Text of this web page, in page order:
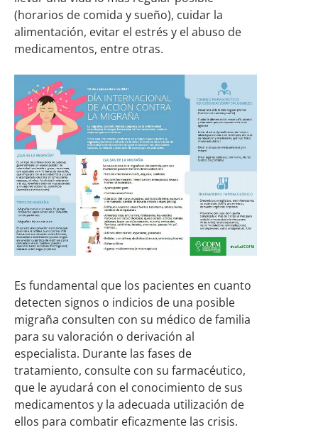
(horarios de comida y sueño), cuidar la
alimentación, evitar el estrés y el abuso de
medicamentos, entre otras.
Es fundamental que los pacientes en cuanto
detecten signos o indicios de una posible
migraña consulten con su médico de familia
para su valoración o derivación al
especialista. Durante las fases de
tratamiento, consulte con su farmacéutico,
que le ayudará con el conocimiento de sus
medicamentos y la adecuada utilización de
ellos para combatir eficazmente las crisis.